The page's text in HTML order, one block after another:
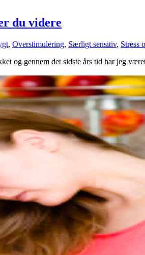
du videre
, Overstimulering, Særligt sensitiv, Stress
og gennem det sidste års tid har jeg